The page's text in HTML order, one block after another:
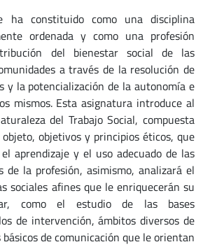
ha constituido como una disciplina
ordenada y como una profesión
del bienestar social de las
a través de la resolución de
y la potencialización de la autonomía e
mismos. Esta asignatura introduce al
del Trabajo Social, compuesta
objetivos y principios éticos, que
aprendizaje y el uso adecuado de las
de la profesión, asimismo, analizará el
sociales afines que le enriquecerán su
como el estudio de las bases
de intervención, ámbitos diversos de
de comunicación que le orientan